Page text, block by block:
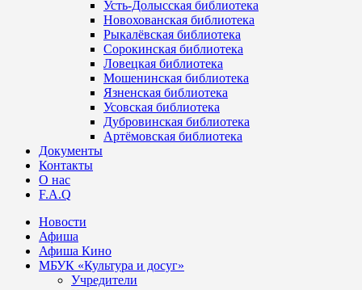
Усть-Долысская библиотека
Новохованская библиотека
Рыкалёвская библиотека
Сорокинская библиотека
Ловецкая библиотека
Мошенинская библиотека
Язненская библиотека
Усовская библиотека
Дубровинская библиотека
Артёмовская библиотека
Документы
Контакты
О нас
F.A.Q
Новости
Афиша
Афиша Кино
МБУК «Культура и досуг»
Учредители